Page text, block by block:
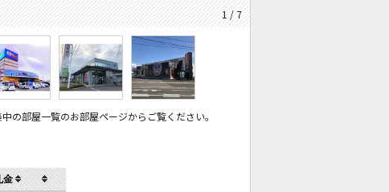
1 / 7
の部屋一覧のお部屋ページからご覧ください。
金